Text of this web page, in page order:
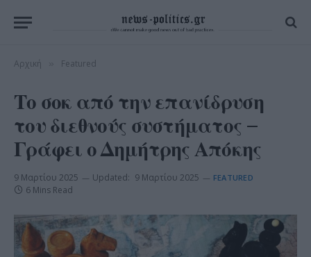
Αρχική Featured
Το σοκ από την επανίδρυση
του διεθνούς συστήματος –
Γράφει ο Δημήτρης Απόκης
9 Μαρτίου 2025 Updated: 9 Μαρτίου 2025 FEATURED
6 Mins Read